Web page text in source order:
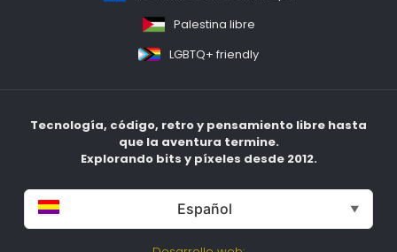
Palestina libre
LGBTQ+ friendly
Tecnología, código, retro y pensamiento libre hasta
que la aventura termine.
Explorando bits y píxeles desde 2012.
Español ▼